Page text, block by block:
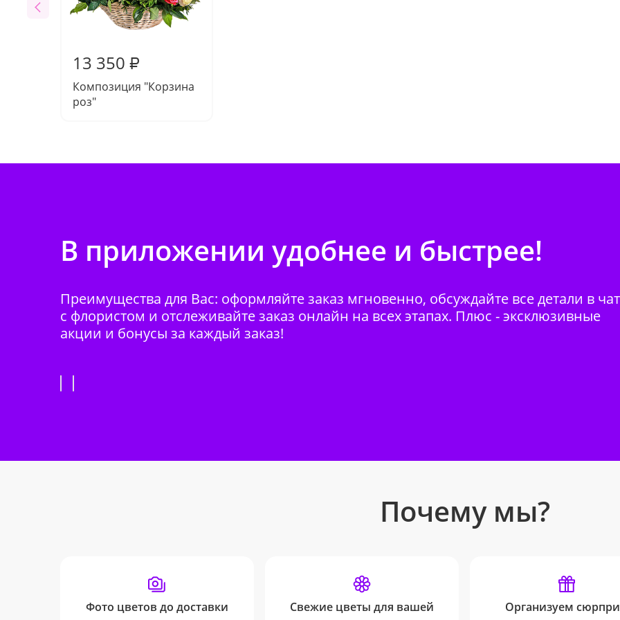
13 350 ₽
Композиция "Корзина
роз"
В приложении удобнее и быстрее!
Преимущества для Вас: оформляйте заказ мгновенно, обсуждайте все детали в
с флористом и отслеживайте заказ онлайн на всех этапах. Плюс - эксклюзивные
акции и бонусы за каждый заказ!
Почему мы?
Фото цветов до доставки
Свежие цветы для вашей
Организуем